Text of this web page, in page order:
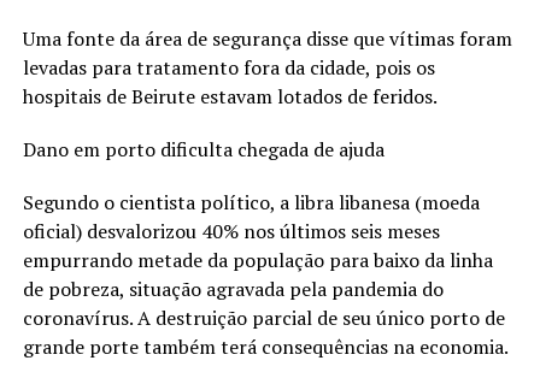
Uma fonte da área de segurança disse que vítimas foram
levadas para tratamento fora da cidade, pois os
hospitais de Beirute estavam lotados de feridos.
Dano em porto dificulta chegada de ajuda
Segundo o cientista político, a libra libanesa (moeda
oficial) desvalorizou 40% nos últimos seis meses
empurrando metade da população para baixo da linha
de pobreza, situação agravada pela pandemia do
coronavírus. A destruição parcial de seu único porto de
grande porte também terá consequências na economia.